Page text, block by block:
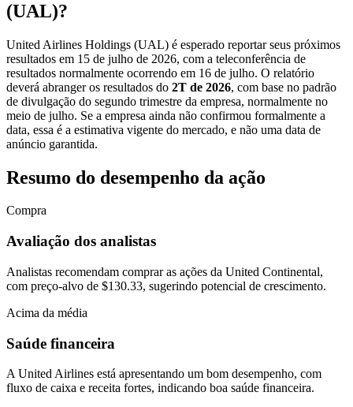
(UAL)?
United Airlines Holdings (UAL) é esperado reportar seus próximos
resultados em 15 de julho de 2026, com a teleconferência de
resultados normalmente ocorrendo em 16 de julho. O relatório
deverá abranger os resultados do 2T de 2026, com base no padrão
de divulgação do segundo trimestre da empresa, normalmente no
meio de julho. Se a empresa ainda não confirmou formalmente a
data, essa é a estimativa vigente do mercado, e não uma data de
anúncio garantida.
Resumo do desempenho da ação
Compra
Avaliação dos analistas
Analistas recomendam comprar as ações da United Continental,
com preço-alvo de $130.33, sugerindo potencial de crescimento.
Acima da média
Saúde financeira
A United Airlines está apresentando um bom desempenho, com
fluxo de caixa e receita fortes, indicando boa saúde financeira.